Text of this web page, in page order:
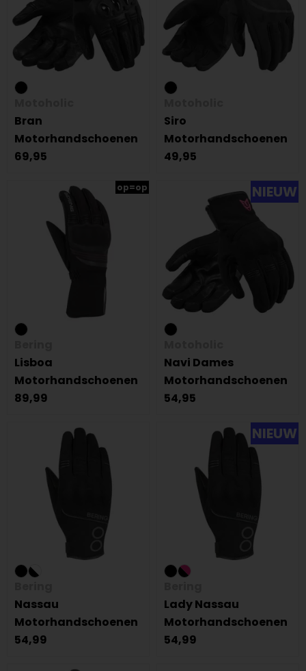
Bran
Motorhandschoenen
69,95
Siro
Motorhandschoenen
49,95
op=op
Lisboa
Motorhandschoenen
89,99
NIEUW
Navi Dames
Motorhandschoenen
54,95
Nassau
Motorhandschoenen
54,99
NIEUW
Lady Nassau
Motorhandschoenen
54,99